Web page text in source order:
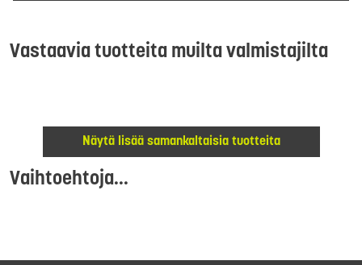
Vastaavia tuotteita muilta valmistajilta
Näytä lisää samankaltaisia tuotteita
Vaihtoehtoja...